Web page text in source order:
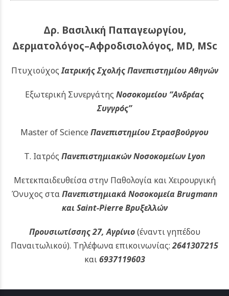
Δρ. Βασιλική Παπαγεωργίου,
Δερματολόγος–Αφροδισιολόγος, MD, MSc
ΠτυχιούχοςΙατρικής Σχολής Πανεπιστημίου Αθηνών
Εξωτερική Συνεργάτης Νοσοκομείου “Ανδρέας
Συγγρός”
Master of Science Πανεπιστημίου Στρασβούργου
Τ. Ιατρός Πανεπιστημιακών Νοσοκομείων Lyon
Μετεκπαιδευθείσα στην Παθολογία και Χειρουργική
Όνυχος σταΠανεπιστημιακά Νοσοκομεία Brugmann
και Saint-Pierre Βρυξελλών
Προυσιωτίσσης 27, Αγρίνιο(έναντι γηπέδου
Παναιτωλικού). Τηλέφωνα επικοινωνίας:2641307215
και6937119603